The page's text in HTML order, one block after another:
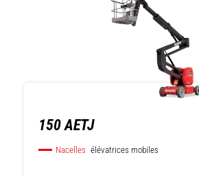
150 AETJ
Nacelles élévatrices mobiles